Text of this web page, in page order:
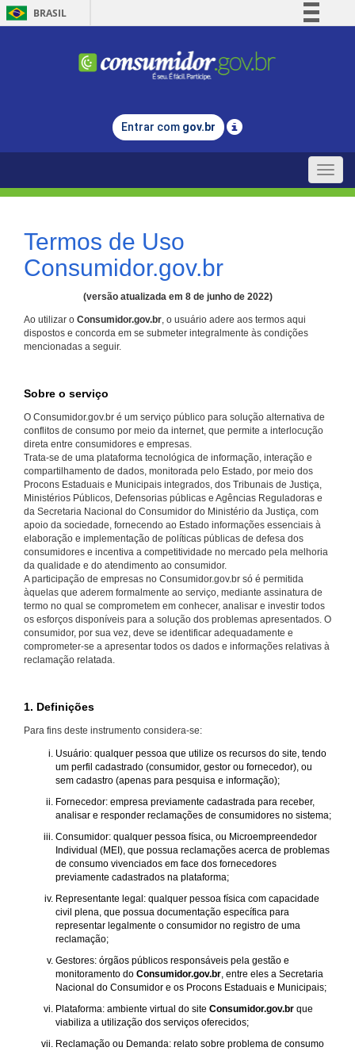
BRASIL
Comunica BR
Legislação
Entrar com gov.br
Toggle
Termos de Uso
Consumidor.gov.br
(versão atualizada em 8 de junho de 2022)
Ao utilizar o Consumidor.gov.br, o usuário adere aos termos aqui
dispostos e concorda em se submeter integralmente às condições
mencionadas a seguir.
Sobre o serviço
O Consumidor.gov.br é um serviço público para solução alternativa de
conflitos de consumo por meio da internet, que permite a interlocução
direta entre consumidores e empresas.
Trata-se de uma plataforma tecnológica de informação, interação e
compartilhamento de dados, monitorada pelo Estado, por meio dos
Procons Estaduais e Municipais integrados, dos Tribunais de Justiça,
Ministérios Públicos, Defensorias públicas e Agências Reguladoras e
da Secretaria Nacional do Consumidor do Ministério da Justiça, com
apoio da sociedade, fornecendo ao Estado informações essenciais à
elaboração e implementação de políticas públicas de defesa dos
consumidores e incentiva a competitividade no mercado pela melhoria
da qualidade e do atendimento ao consumidor.
A participação de empresas no Consumidor.gov.br só é permitida
àquelas que aderem formalmente ao serviço, mediante assinatura de
termo no qual se comprometem em conhecer, analisar e investir todos
os esforços disponíveis para a solução dos problemas apresentados. O
consumidor, por sua vez, deve se identificar adequadamente e
comprometer-se a apresentar todos os dados e informações relativas à
reclamação relatada.
1. Definições
Para fins deste instrumento considera-se:
Usuário: qualquer pessoa que utilize os recursos do site, tendo
um perfil cadastrado (consumidor, gestor ou fornecedor), ou
sem cadastro (apenas para pesquisa e informação);
Fornecedor: empresa previamente cadastrada para receber,
analisar e responder reclamações de consumidores no sistema;
Consumidor: qualquer pessoa física, ou Microempreendedor
Individual (MEI), que possua reclamações acerca de problemas
de consumo vivenciados em face dos fornecedores
previamente cadastrados na plataforma;
Representante legal: qualquer pessoa física com capacidade
civil plena, que possua documentação específica para
representar legalmente o consumidor no registro de uma
reclamação;
Gestores: órgãos públicos responsáveis pela gestão e
monitoramento do Consumidor.gov.br, entre eles a Secretaria
Nacional do Consumidor e os Procons Estaduais e Municipais;
Plataforma: ambiente virtual do site Consumidor.gov.br que
viabiliza a utilização dos serviços oferecidos;
Reclamação ou Demanda: relato sobre problema de consumo